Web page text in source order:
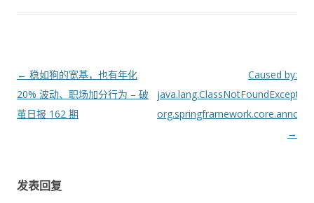
文
章
导
← 稳如狗的宽基，也有年化
20% 波动、职场加分行为 – 破
茧日报 162 期
Caused by:
→
发表回复